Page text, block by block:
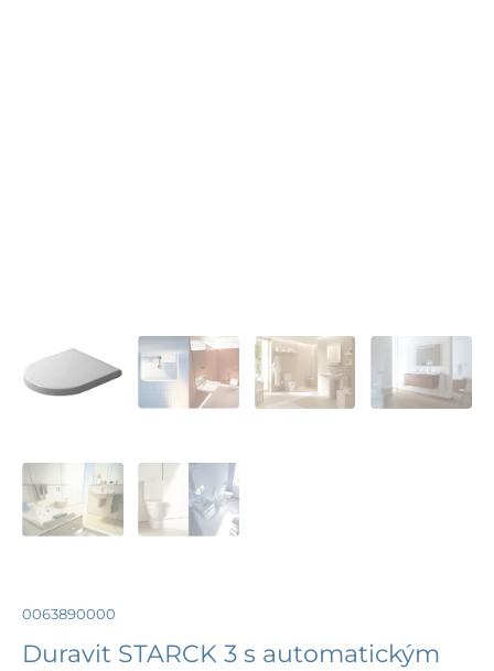
0063890000
Duravit STARCK 3 s automatickým